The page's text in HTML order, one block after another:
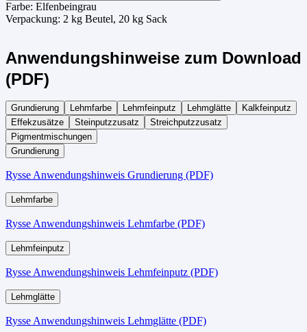
Farbe: Elfenbeingrau
Verpackung: 2 kg Beutel, 20 kg Sack
Anwendungshinweise zum Download
(PDF)
Grundierung Lehmfarbe Lehmfeinputz Lehmglätte
Kalkfeinputz
Effekzusätze
Steinputzzusatz
Streichputzzusatz
Pigmentmischungen
Grundierung
Rysse Anwendungshinweis Grundierung (PDF)
Lehmfarbe
Rysse Anwendungshinweis Lehmfarbe (PDF)
Lehmfeinputz
Rysse Anwendungshinweis Lehmfeinputz (PDF)
Lehmglätte
Rysse Anwendungshinweis Lehmglätte (PDF)